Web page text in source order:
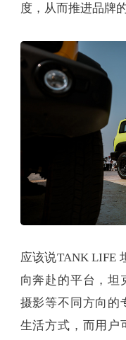
度，从而推进品牌
应该说TANK LIFE
向奔赴的平台，坦
摄影等不同方向的
生活方式，而用户